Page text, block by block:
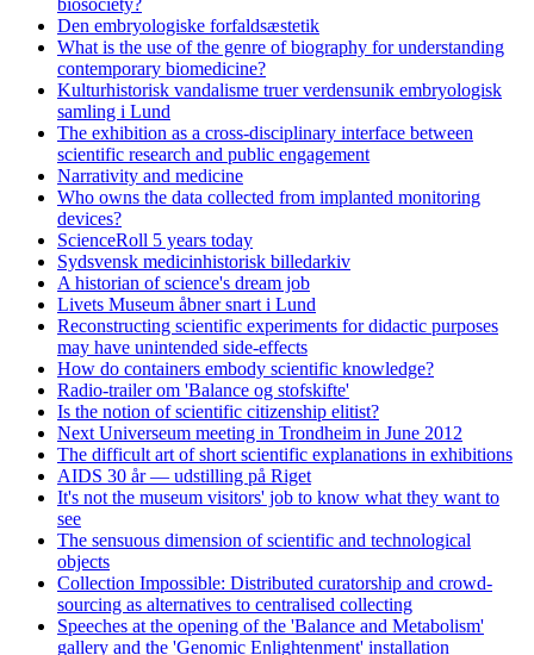
biosociety?
Den embryologiske forfaldsæstetik
What is the use of the genre of biography for understanding
contemporary biomedicine?
Kulturhistorisk vandalisme truer verdensunik embryologisk
samling i Lund
The exhibition as a cross-disciplinary interface between
scientific research and public engagement
Narrativity and medicine
Who owns the data collected from implanted monitoring
devices?
ScienceRoll 5 years today
Sydsvensk medicinhistorisk billedarkiv
A historian of science's dream job
Livets Museum åbner snart i Lund
Reconstructing scientific experiments for didactic purposes
may have unintended side-effects
How do containers embody scientific knowledge?
Radio-trailer om 'Balance og stofskifte'
Is the notion of scientific citizenship elitist?
Next Universeum meeting in Trondheim in June 2012
The difficult art of short scientific explanations in exhibitions
AIDS 30 år — udstilling på Riget
It's not the museum visitors' job to know what they want to
see
The sensuous dimension of scientific and technological
objects
Collection Impossible: Distributed curatorship and crowd-
sourcing as alternatives to centralised collecting
Speeches at the opening of the 'Balance and Metabolism'
gallery and the 'Genomic Enlightenment' installation